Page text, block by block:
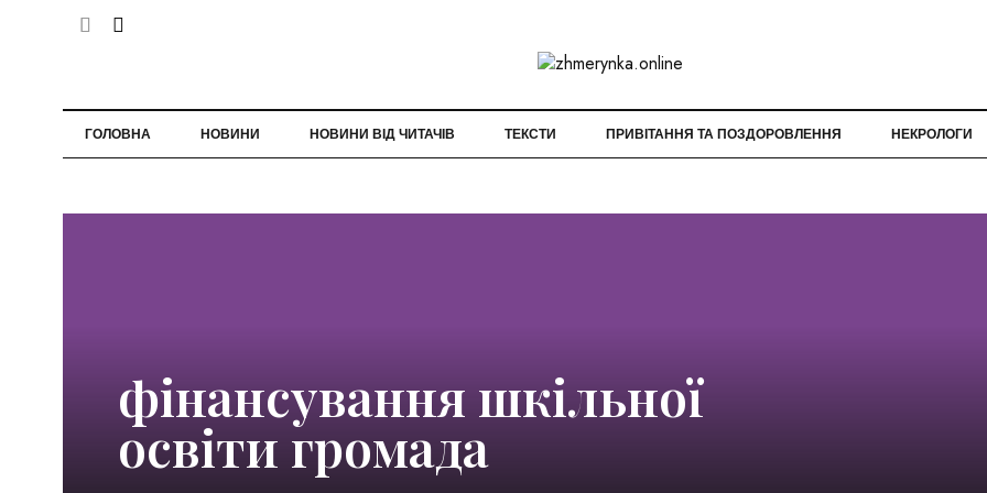
ГОЛОВНА НОВИНИ НОВИНИ ВІД ЧИТАЧІВ ТЕКСТИ ПРИВІТАННЯ ТА ПОЗДОРОВЛЕННЯ НЕКРОЛОГИ
фінансування шкільної
освіти громада